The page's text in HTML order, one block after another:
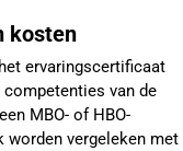
kosten
ervaringscertificaat
van de
MBO- of HBO-
worden vergeleken met